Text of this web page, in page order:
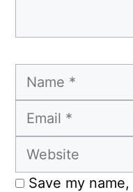
Name
Email
Website
Save my